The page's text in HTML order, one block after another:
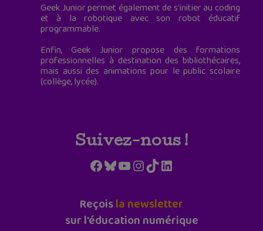
Geek Junior permet également de s'initier au coding
et à la robotique avec son robot éducatif
programmable.
Enfin, Geek Junior propose des formations
professionnelles à destination des bibliothécaires,
mais aussi des animations pour le public scolaire
(collège, lycée).
Suivez-nous !
Facebook
Bluesky
YouTube
Instagram
TikTokLinkedIn
Reçoisla newsletter
sur l'éducation numérique